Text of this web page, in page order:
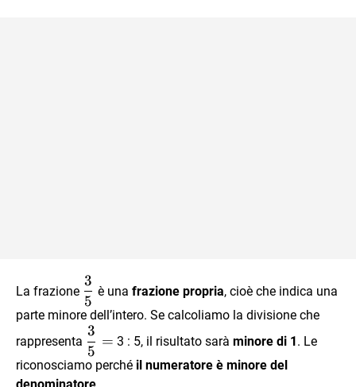
La frazione \dfrac
35
5
3
è una frazione propria, cioè che indica una
parte minore dell’intero. Se calcoliamo la divisione che
rappresenta \dfrac
35 =
5
3
= 3 : 5, il risultato sarà minore di 1. Le
riconosciamo perché il numeratore è minore del